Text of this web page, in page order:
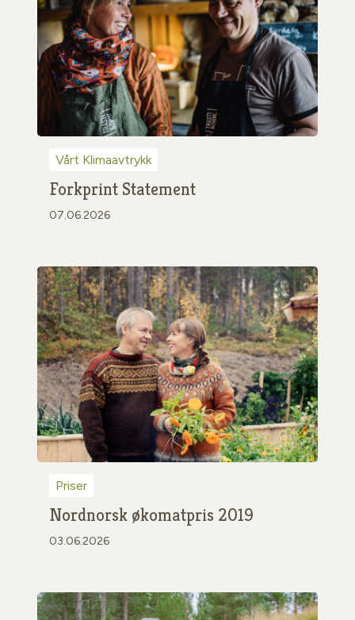
Vårt Klimaavtrykk
Forkprint Statement
07.06.2026
Priser
Nordnorsk økomatpris 2019
03.06.2026